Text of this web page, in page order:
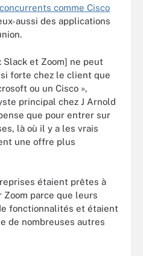
comme Cisco
aussi des applications
Slack et Zoom] ne peut
forte chez le client que
ou un Cisco »,
principal chez J Arnold
que pour entrer sur
là où il y a les vrais
une offre plus
étaient prêtes à
Zoom parce que leurs
fonctionnalités et étaient
de nombreuses autres